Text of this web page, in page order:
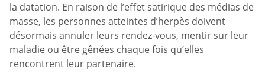
la datation. En raison de l’effet satirique des médias de
masse, les personnes atteintes d’herpès doivent
désormais annuler leurs rendez-vous, mentir sur leur
maladie ou être gênées chaque fois qu’elles
rencontrent leur partenaire.